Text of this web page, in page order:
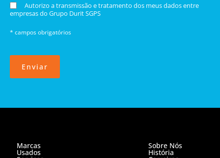
Autorizo a transmissão e tratamento dos meus dados entre
empresas do Grupo Durit SGPS
* campos obrigatórios
Enviar
Marcas
Usados
Sobre Nós
História